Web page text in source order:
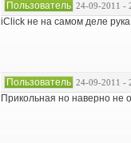
Пользователь 24-09-2011 -
iClick не на самом деле рука
Пользователь 24-09-2011 -
Прикольная но наверно не